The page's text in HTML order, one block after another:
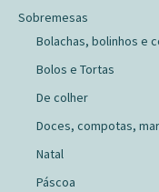
Sobremesas
Bolachas, bolinhos e
Bolos e Tortas
De colher
Doces, compotas,
Natal
Páscoa